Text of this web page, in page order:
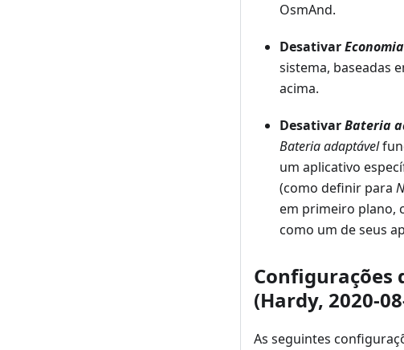
OsmAnd.
Desativar
sistema, baseadas
acima.
DesativarBateria
Bateria adaptável
um aplicativo
(como definir para
em primeiro plano,
como um de seus
Configurações
(Hardy, 2020-
As seguintes